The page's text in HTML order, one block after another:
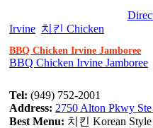
Irvine 치킨 Chicken
BBQ Chicken Irvine Jamboree
BBQ Chicken Irvine Jamboree
Tel: (949) 752-2001
Address: 2750 Alton Pkwy
Best Menu: 치킨 Korean